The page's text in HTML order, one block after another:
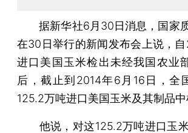
据新华社6月30日消息，国家质
在30日举行的新闻发布会上说，
进口美国玉米检出未经我国农业
后，截止到2014年6月16日，全
125.2万吨进口美国玉米及其制品中
他说，对这125.2万吨进口玉米